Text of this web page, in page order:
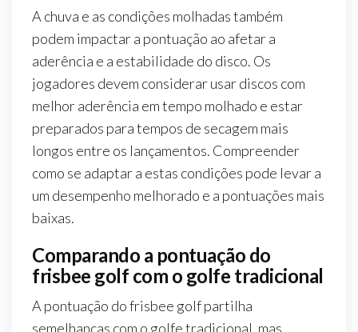
A chuva e as condições molhadas também
podem impactar a pontuação ao afetar a
aderência e a estabilidade do disco. Os
jogadores devem considerar usar discos com
melhor aderência em tempo molhado e estar
preparados para tempos de secagem mais
longos entre os lançamentos. Compreender
como se adaptar a estas condições pode levar a
um desempenho melhorado e a pontuações mais
baixas.
Comparando a pontuação do
frisbee golf com o golfe tradicional
A pontuação do frisbee golf partilha
semelhanças com o golfe tradicional, mas